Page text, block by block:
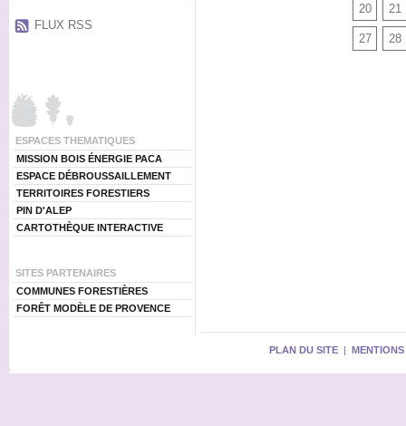
FLUX RSS
ESPACES THEMATIQUES
MISSION BOIS ÉNERGIE PACA
ESPACE DÉBROUSSAILLEMENT
TERRITOIRES FORESTIERS
PIN D'ALEP
CARTOTHÈQUE INTERACTIVE
SITES PARTENAIRES
COMMUNES FORESTIÈRES
FORÊT MODÈLE DE PROVENCE
20 21
27 28
PLAN DU SITE |